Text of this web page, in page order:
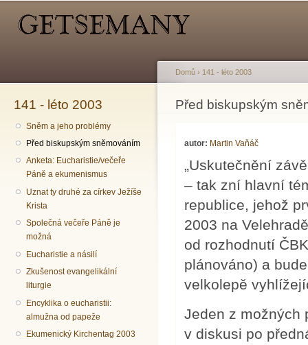
141 - léto 2003
Sněm a jeho problémy
Před biskupským sněmováním
Anketa: Eucharistie/večeře
Páně a ekumenismus
Uznat ty druhé za církev Ježíše
Krista
Společná večeře Páně je
možná
Eucharistie a násilí
Zkušenost evangelikální
liturgie
Encyklika o eucharistii:
almužna od papeže
Ekumenický Kirchentag 2003
Jste zde
Domů › 141 - léto 2003
Před biskupským
autor: Martin Vaňáč
„Uskutečnění
– tak zní hlavní
republice, jehož
2003 na
od rozhodnutí
plánováno) a
velkolepě
Jeden z možných
v diskusi po